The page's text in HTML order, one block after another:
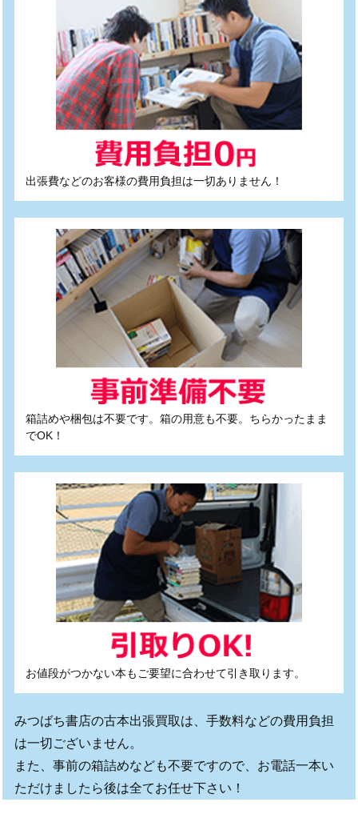
出張費などのお客様の費用負担は一切ありません！
箱詰めや梱包は不要です。箱の用意も不要。ちらかったまま
でOK！
お値段がつかない本もご要望に合わせて引き取ります。
みつばち書店の古本出張買取は、手数料などの費用負担
は一切ございません。
また、事前の箱詰めなども不要ですので、お電話一本い
ただけましたら後は全てお任せ下さい！